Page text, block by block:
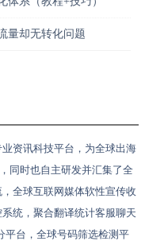
量却无转化问题
资讯科技平台，为全球出海
同时也自主研发并汇集了全
全球互联网媒体软性宣传收
统，聚合翻译统计客服聊天
平台，全球号码筛选检测平